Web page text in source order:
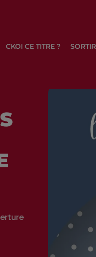
CKOI CE TITRE ? SORTIR